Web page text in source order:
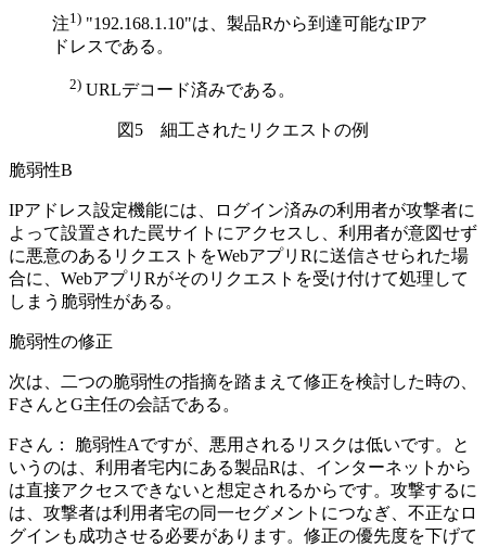
注1) "192.168.1.10"は、製品Rから到達可能なIPア
ドレスである。
2) URLデコード済みである。
図5 細工されたリクエストの例
脆弱性B
IPアドレス設定機能には、ログイン済みの利用者が攻撃者に
よって設置された罠サイトにアクセスし、利用者が意図せず
に悪意のあるリクエストをWebアプリRに送信させられた場
合に、WebアプリRがそのリクエストを受け付けて処理して
しまう脆弱性がある。
脆弱性の修正
次は、二つの脆弱性の指摘を踏まえて修正を検討した時の、
FさんとG主任の会話である。
Fさん：
脆弱性Aですが、悪用されるリスクは低いです。と
いうのは、利用者宅内にある製品Rは、インターネットから
は直接アクセスできないと想定されるからです。攻撃するに
は、攻撃者は利用者宅の同一セグメントにつなぎ、不正なロ
グインも成功させる必要があります。修正の優先度を下げて